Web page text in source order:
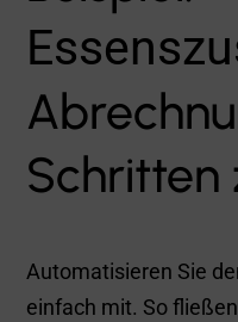
Schritten
Automatisieren Sie
einfach mit. So